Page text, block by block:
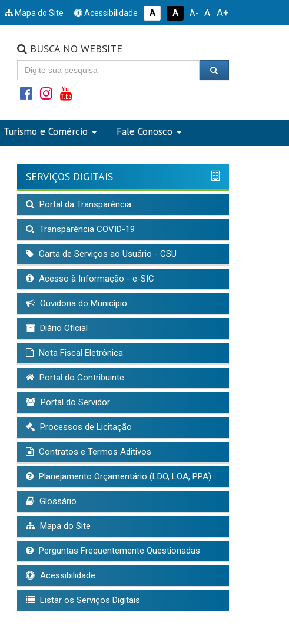
Mapa do Site Acessibilidade A A A- A A+
BUSCA NO WEBSITE
Turismo e Comércio Fale Conosco
SERVIÇOS DIGITAIS
Portal da Transparência
Transparência COVID-19
Carta de Serviços ao Usuário - CSU
Acesso à Informação - e-SIC
Ouvidoria do Município
Diário Oficial
Nota Fiscal Eletrônica
Portal do Contribuinte
Portal do Servidor
Processos de Licitação
Contratos e Termos Aditivos
Planejamento Orçamentário (LDO, LOA, PPA)
Glossário
Mapa do Site
Perguntas Frequentemente Questionadas
Acessibilidade
Listar os Serviços Digitais